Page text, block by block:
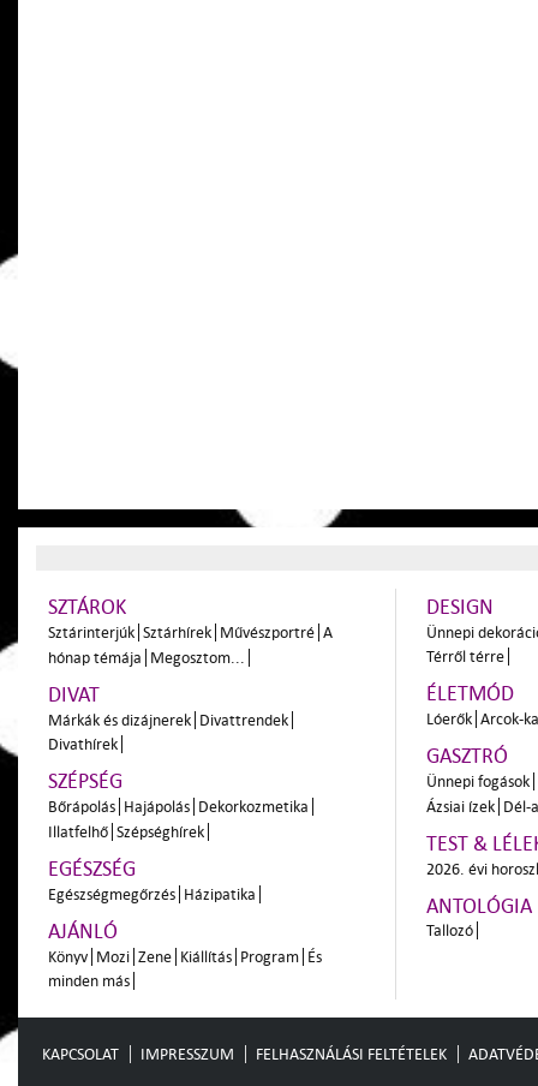
SZTÁROK
Sztárinterjúk Sztárhírek Művészportré A
hónap témája Megosztom...
DIVAT
Márkák és dizájnerek Divattrendek
Divathírek
SZÉPSÉG
Bőrápolás Hajápolás Dekorkozmetika
Illatfelhő Szépséghírek
EGÉSZSÉG
Egészségmegőrzés Házipatika
AJÁNLÓ
Könyv Mozi Zene Kiállítás Program És
minden más
DESIGN
Ünnepi
Térről térre
ÉLETMÓD
Lóerők Arcok-
GASZTRÓ
Ünnepi fogások
Ázsiai ízek Dél-
TEST &
2026. évi
ANTOLÓGIA
Tallozó
KAPCSOLAT IMPRESSZUM FELHASZNÁLÁSI FELTÉTELEK